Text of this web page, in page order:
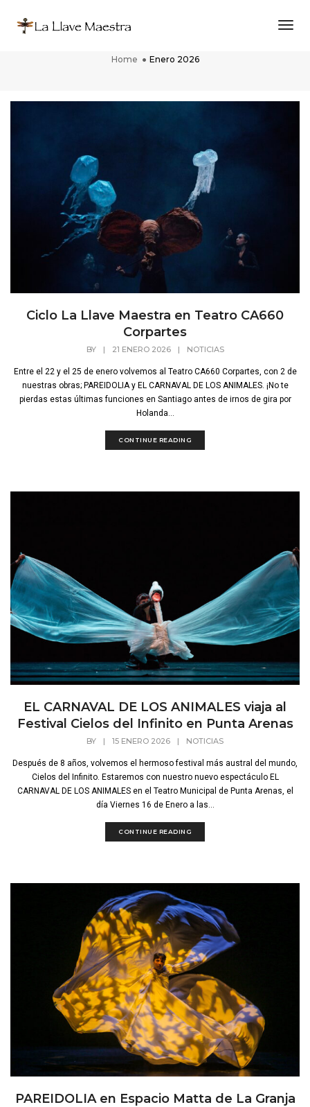
Enero 2026
Home Enero 2026
Ciclo La Llave Maestra en Teatro CA660
Corpartes
BY | 21 ENERO 2026 | NOTICIAS
Entre el 22 y el 25 de enero volvemos al Teatro CA660 Corpartes, con 2 de
nuestras obras; PAREIDOLIA y EL CARNAVAL DE LOS ANIMALES. ¡No te
pierdas estas últimas funciones en Santiago antes de irnos de gira por
Holanda...
CONTINUE READING
EL CARNAVAL DE LOS ANIMALES viaja al
Festival Cielos del Infinito en Punta Arenas
BY | 15 ENERO 2026 | NOTICIAS
Después de 8 años, volvemos el hermoso festival más austral del mundo,
Cielos del Infinito. Estaremos con nuestro nuevo espectáculo EL
CARNAVAL DE LOS ANIMALES en el Teatro Municipal de Punta Arenas, el
día Viernes 16 de Enero a las...
CONTINUE READING
PAREIDOLIA en Espacio Matta de La Granja